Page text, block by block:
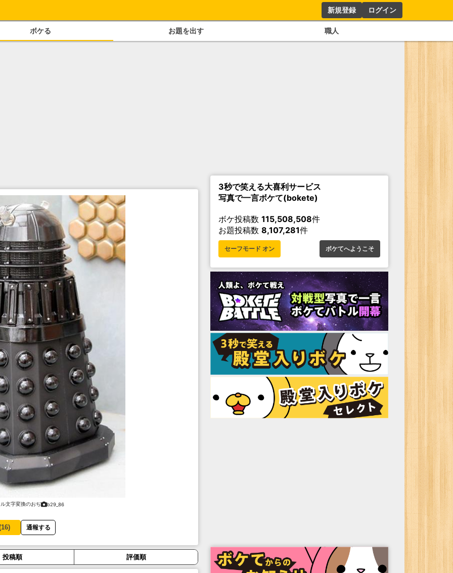
新規登録 ログイン
ボケる お題を出す 職人
文字変換のおぢ b29_86
16) 通報する
投稿順 評価順
3秒で笑える大喜利サービス
写真で一言ボケて(bokete)
ボケ投稿数 115,508,508件
お題投稿数 8,107,281件
セーフモード オン ボケてへようこそ